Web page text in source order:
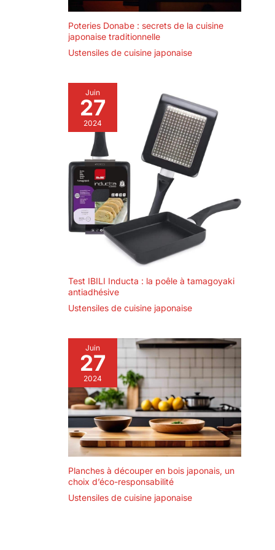
fondue, mais convient
également pour la cuisson
à la vapeur, le mijotage,
l'ébullition, la friture et
Faire griller un steak, faire
bouillir des œufs, mijoter
Poteries Donabe : secrets de la cuisine
japonaise traditionnelle
Ustensiles de cuisine japonaise
Juin
27
2024
Test IBILI Inducta : la poêle à tamagoyaki
antiadhésive
Ustensiles de cuisine japonaise
Juin
27
2024
Planches à découper en bois japonais, un
choix d’éco-responsabilité
Ustensiles de cuisine japonaise